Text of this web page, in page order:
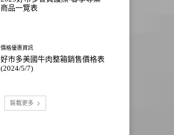
商品一覽表
價格優惠資訊
好市多美國牛肉整箱銷售價格表
(2024/5/7)
裝載更多